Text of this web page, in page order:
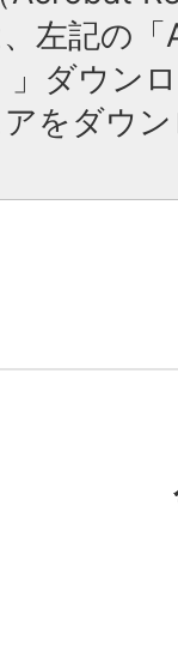
左記の
」ダウン
をダウ